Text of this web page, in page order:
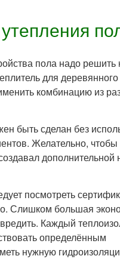
пола надо решить
для
комбинацию из
быть сделан без
Желательно,
дополнительной
посмотреть
Слишком большая
Каждый
определённым
нужную